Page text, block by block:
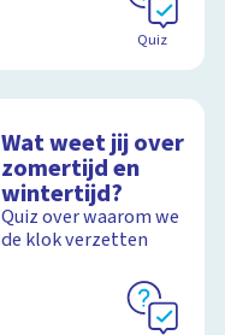
Quiz
Wat weet jij over
zomertijd en
wintertijd?
Quiz over waarom we
de klok verzetten